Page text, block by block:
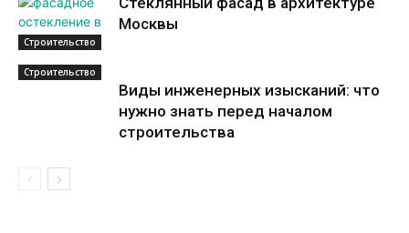
Строительство
Москвы
Строительство
Виды инженерных изысканий: что
нужно знать перед началом
строительства